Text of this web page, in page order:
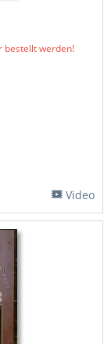
bestellt werden!
Video